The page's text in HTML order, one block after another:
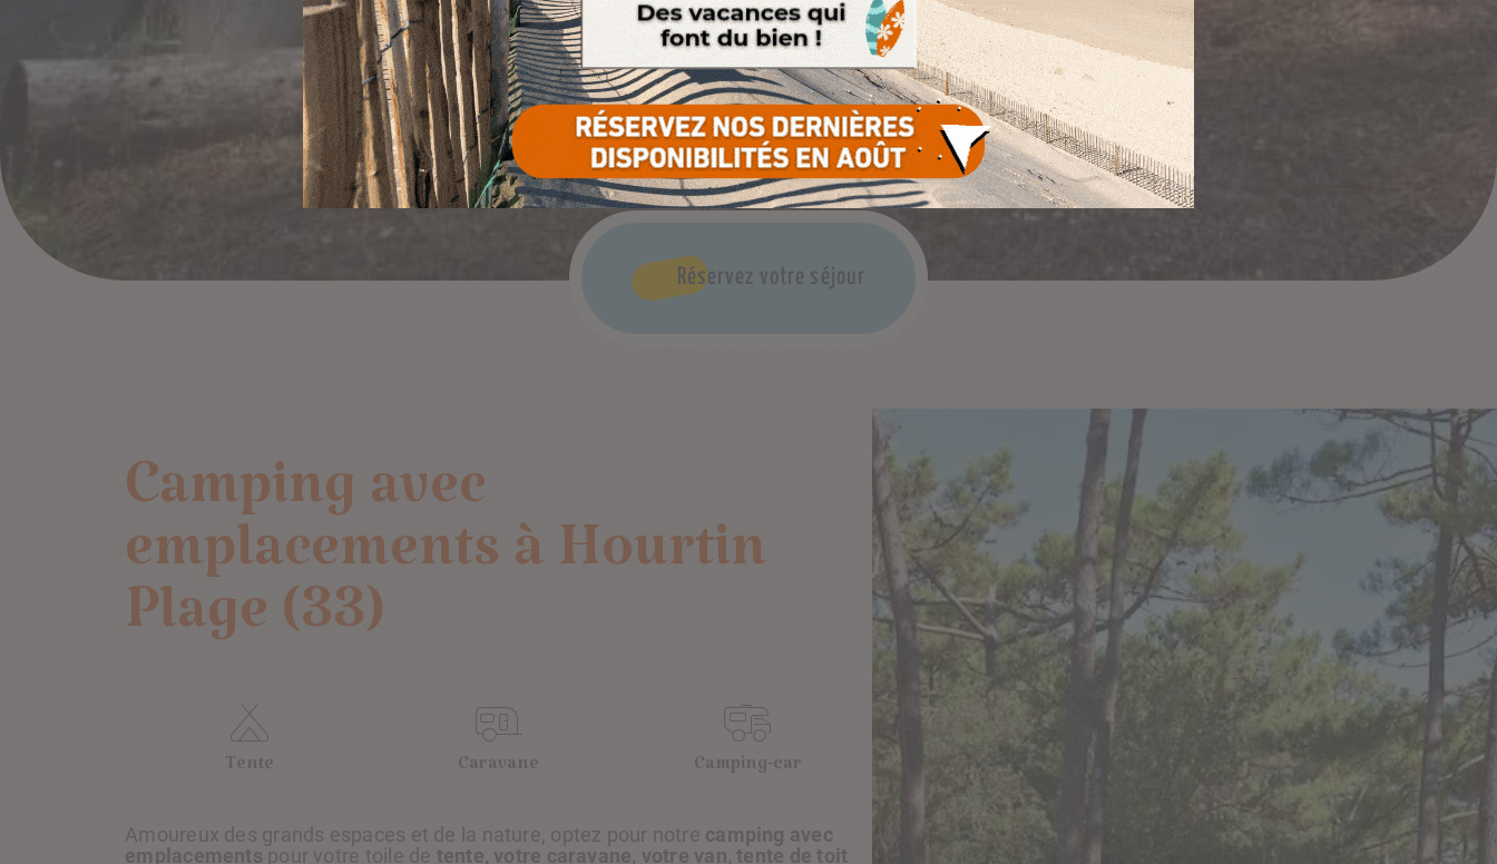
Réservez votre séjour
Camping avec
emplacements à Hourtin
Plage (33)
Tente Caravane Camping-car
Amoureux des grands espaces et de la nature, optez pour notre camping avec
emplacements pour votre toile de tente, votre caravane, votre van, tente de toit